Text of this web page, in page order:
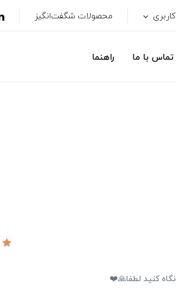
محصولات شگفت‌انگیز
تماس با ما راهنما
کنید لطفا🙏❤️